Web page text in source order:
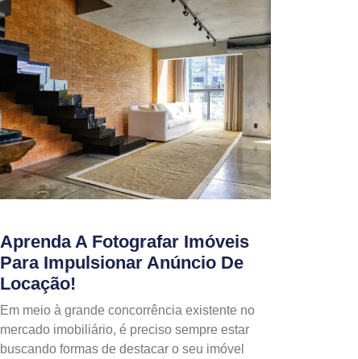
Aprenda A Fotografar Imóveis
Para Impulsionar Anúncio De
Locação!
Em meio à grande concorrência existente no
mercado imobiliário, é preciso sempre estar
buscando formas de destacar o seu imóvel